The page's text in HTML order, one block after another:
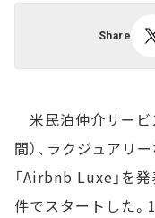
Share
米民泊仲介サービ
間）、ラクジュアリ
「Airbnb Luxe」を
件でスタートした